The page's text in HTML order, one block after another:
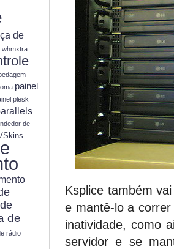
de
whmxtra
painel
plesk
de
de
rádio
Ksplice também
e mantê-lo a
inatividade, como
servidor e se